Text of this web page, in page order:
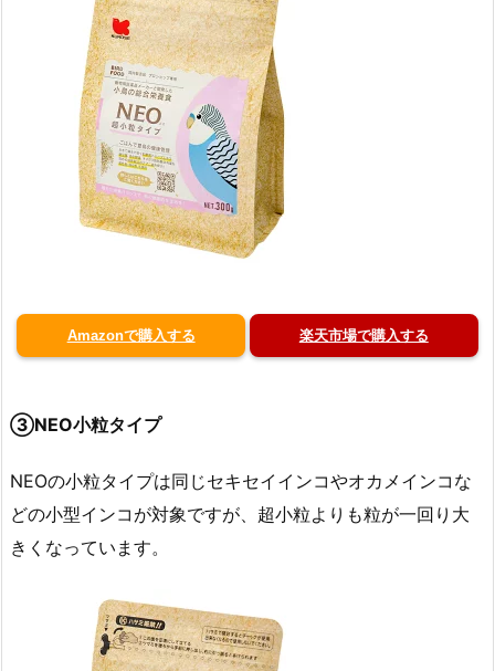
Amazonで購入する 楽天市場で購入する
③NEO小粒タイプ
NEOの小粒タイプは同じセキセイインコやオカメインコな
どの小型インコが対象ですが、超小粒よりも粒が一回り大
きくなっています。